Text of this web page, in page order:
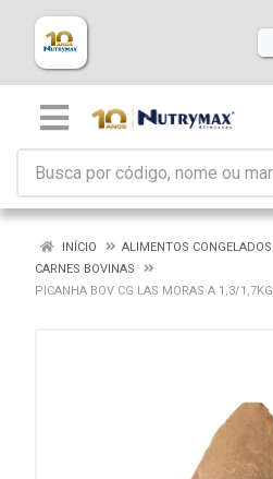
INÍCIO
ALIMENTOS CONGELADOS
CARNES BOVINAS
PICANHA BOV CG LAS MORAS A 1,3/1,7KG